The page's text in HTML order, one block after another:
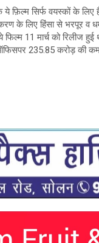
ये फ़िल्म सिर्फ वयस्कों के
के लिए हिंसा से भरपूर व
फिल्म 11 मार्च को रिलीज
235.85 करोड़ की